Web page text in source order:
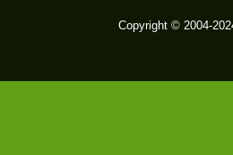
Copyright © 2004-